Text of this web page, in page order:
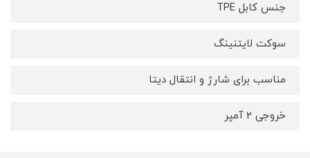
جنس کابل TPE
سوکت لایتنینگ
مناسب برای شارژ و انتقال دیتا
خروجی 2 آمپر